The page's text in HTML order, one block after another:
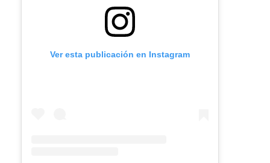
Ver esta publicación en Instagram